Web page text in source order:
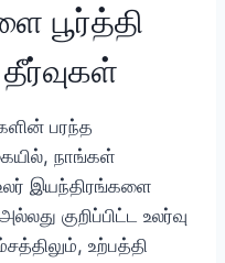
பூர்த்தி
பரந்த
நாங்கள்
இயந்திரங்களை
குறிப்பிட்ட உலர்வு
உற்பத்தி